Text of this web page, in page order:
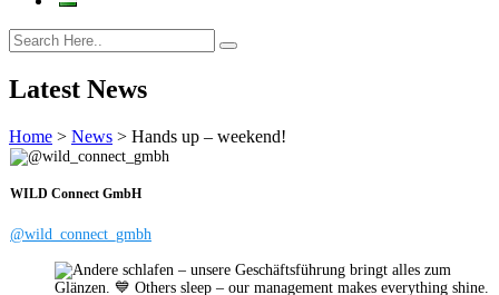
Latest News
Home > News > Hands up – weekend!
WILD Connect GmbH
@wild_connect_gmbh